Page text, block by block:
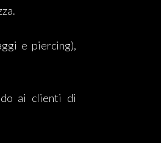
e piercing),
ai clienti di